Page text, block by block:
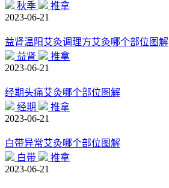
秋季
推拿
2023-06-21
益肾温阳艾灸调理方艾灸哪个部位图解
益肾
推拿
2023-06-21
经期头痛艾灸哪个部位图解
经期
推拿
2023-06-21
白带异常艾灸哪个部位图解
白带
推拿
2023-06-21